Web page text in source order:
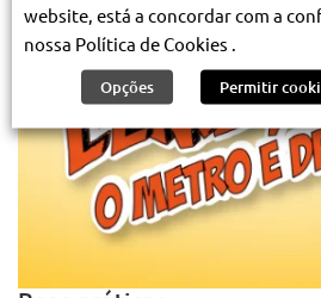
website, está a concordar com a
nossa Política de Cookies .
Opções Permitir